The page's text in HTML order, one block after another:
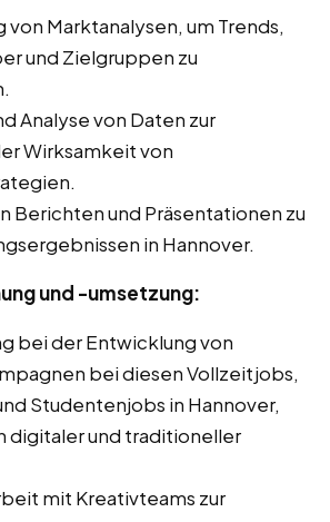
von Marktanalysen, um Trends,
und Zielgruppen zu
Analyse von Daten zur
Wirksamkeit von
Berichten und Präsentationen zu
in Hannover.
und -umsetzung:
bei der Entwicklung von
bei diesen Vollzeitjobs,
Studentenjobs in Hannover,
digitaler und traditioneller
mit Kreativteams zur